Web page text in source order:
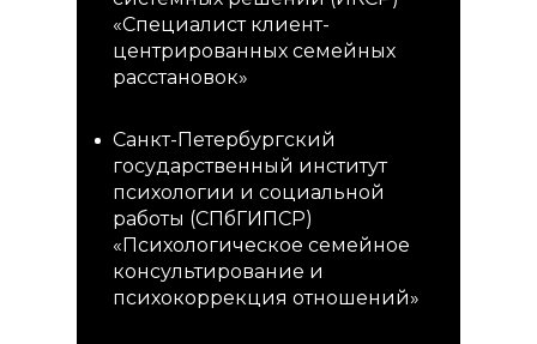
«Специалист клиент-
центрированных семейных
расстановок»
Санкт-Петербургский
государственный институт
психологии и социальной
работы (СПбГИПСР)
«Психологическое семейное
консультирование и
психокоррекция отношений»